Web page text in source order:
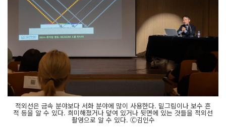
적외선은 금속 분야보다 서화 분야에 많이 사용한다. 밑그림이나 보수 흔
적 등을 알 수 있다. 희미해졌거나 덮여 있거나 뒷면에 있는 것들을 적외선
촬영으로 알 수 있다. Ⓒ김인수